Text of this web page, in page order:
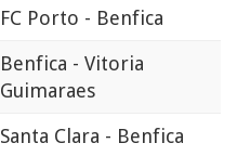
FC Porto - Benfica
Benfica - Vitoria
Guimaraes
Santa Clara - Benfica